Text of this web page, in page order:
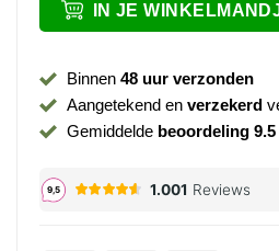
IN JE
Binnen 48 uur verzonden
Aangetekend en verzekerd
Gemiddelde beoordeling 9.5